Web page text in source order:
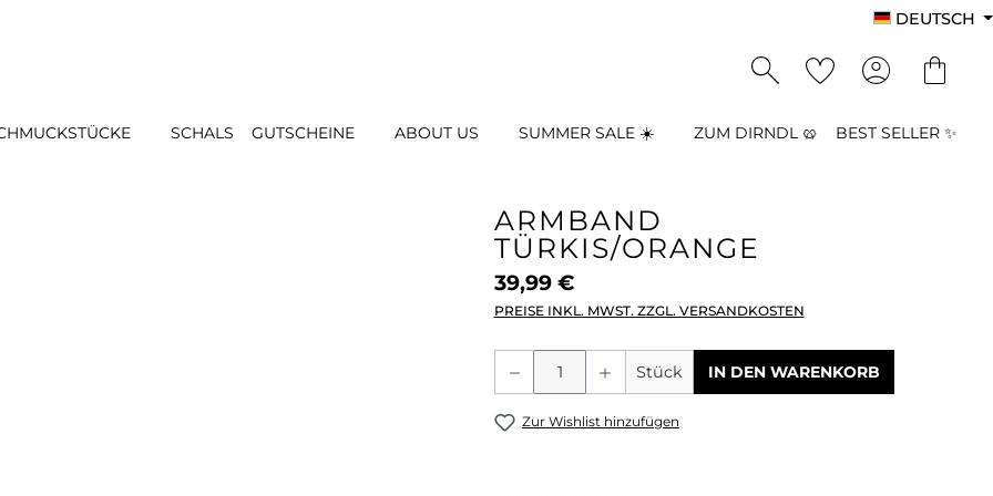
DEUTSCH
SCHALS GUTSCHEINE ABOUT US SUMMER SALE ☀️ ZUM DIRNDL 🥨 BEST SELLER ✨
ARMBAND
TÜRKIS/ORANGE
39,99 €
PREISE INKL. MWST. ZZGL. VERSANDKOSTEN
Produkt Anzahl: Gib den
Stück IN DEN WARENKORB
Zur Wishlist hinzufügen